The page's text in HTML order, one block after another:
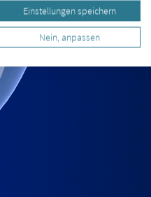
Einstellungen speichern
Nein, anpassen